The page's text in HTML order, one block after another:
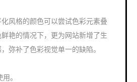
风格的颜色可以尝试色彩元素叠
艳的情况下，更为网站新增了生
弥补了色彩视觉单一的缺陷。
。